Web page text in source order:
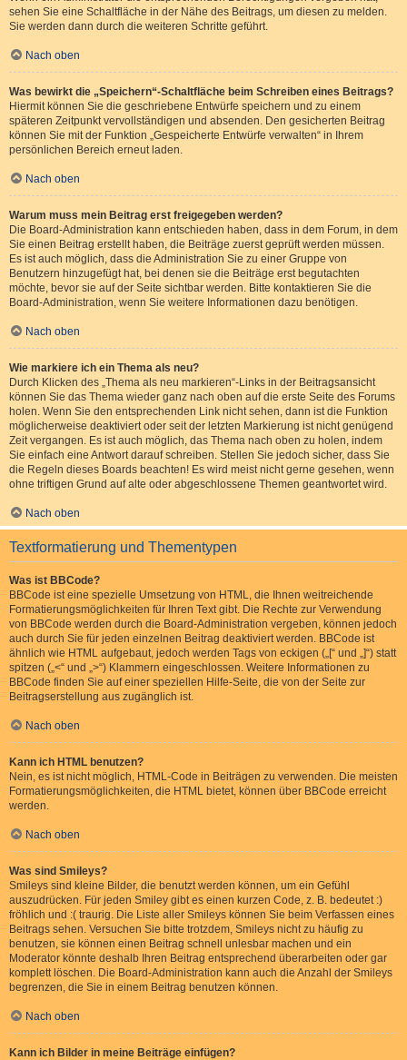
sehen Sie eine Schaltfläche in der Nähe des Beitrags, um diesen zu melden.
Sie werden dann durch die weiteren Schritte geführt.
Nach oben
Was bewirkt die „Speichern“-Schaltfläche beim Schreiben eines Beitrags?
Hiermit können Sie die geschriebene Entwürfe speichern und zu einem
späteren Zeitpunkt vervollständigen und absenden. Den gesicherten Beitrag
können Sie mit der Funktion „Gespeicherte Entwürfe verwalten“ in Ihrem
persönlichen Bereich erneut laden.
Nach oben
Warum muss mein Beitrag erst freigegeben werden?
Die Board-Administration kann entschieden haben, dass in dem Forum, in dem
Sie einen Beitrag erstellt haben, die Beiträge zuerst geprüft werden müssen.
Es ist auch möglich, dass die Administration Sie zu einer Gruppe von
Benutzern hinzugefügt hat, bei denen sie die Beiträge erst begutachten
möchte, bevor sie auf der Seite sichtbar werden. Bitte kontaktieren Sie die
Board-Administration, wenn Sie weitere Informationen dazu benötigen.
Nach oben
Wie markiere ich ein Thema als neu?
Durch Klicken des „Thema als neu markieren“-Links in der Beitragsansicht
können Sie das Thema wieder ganz nach oben auf die erste Seite des Forums
holen. Wenn Sie den entsprechenden Link nicht sehen, dann ist die Funktion
möglicherweise deaktiviert oder seit der letzten Markierung ist nicht genügend
Zeit vergangen. Es ist auch möglich, das Thema nach oben zu holen, indem
Sie einfach eine Antwort darauf schreiben. Stellen Sie jedoch sicher, dass Sie
die Regeln dieses Boards beachten! Es wird meist nicht gerne gesehen, wenn
ohne triftigen Grund auf alte oder abgeschlossene Themen geantwortet wird.
Nach oben
Textformatierung und Thementypen
Was ist BBCode?
BBCode ist eine spezielle Umsetzung von HTML, die Ihnen weitreichende
Formatierungsmöglichkeiten für Ihren Text gibt. Die Rechte zur Verwendung
von BBCode werden durch die Board-Administration vergeben, können jedoch
auch durch Sie für jeden einzelnen Beitrag deaktiviert werden. BBCode ist
ähnlich wie HTML aufgebaut, jedoch werden Tags von eckigen („[“ und „]“) statt
spitzen („<“ und „>“) Klammern eingeschlossen. Weitere Informationen zu
BBCode finden Sie auf einer speziellen Hilfe-Seite, die von der Seite zur
Beitragserstellung aus zugänglich ist.
Nach oben
Kann ich HTML benutzen?
Nein, es ist nicht möglich, HTML-Code in Beiträgen zu verwenden. Die meisten
Formatierungsmöglichkeiten, die HTML bietet, können über BBCode erreicht
werden.
Nach oben
Was sind Smileys?
Smileys sind kleine Bilder, die benutzt werden können, um ein Gefühl
auszudrücken. Für jeden Smiley gibt es einen kurzen Code, z. B. bedeutet :)
fröhlich und :( traurig. Die Liste aller Smileys können Sie beim Verfassen eines
Beitrags sehen. Versuchen Sie bitte trotzdem, Smileys nicht zu häufig zu
benutzen, sie können einen Beitrag schnell unlesbar machen und ein
Moderator könnte deshalb Ihren Beitrag entsprechend überarbeiten oder gar
komplett löschen. Die Board-Administration kann auch die Anzahl der Smileys
begrenzen, die Sie in einem Beitrag benutzen können.
Nach oben
Kann ich Bilder in meine Beiträge einfügen?